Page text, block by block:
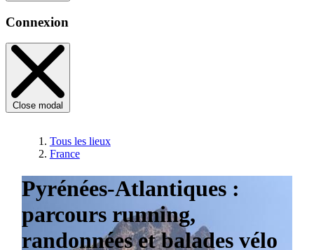
Connexion
Close modal
Tous les lieux
France
Pyrénées-Atlantiques :
parcours running,
randonnées et balades vélo